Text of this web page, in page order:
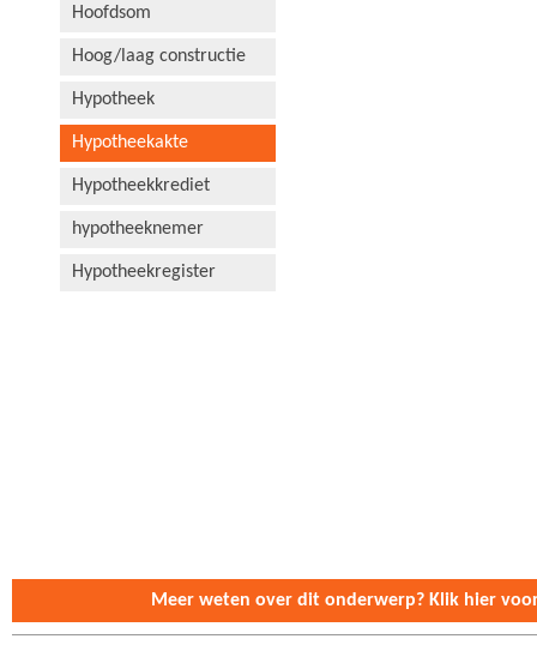
Hoofdsom
Hoog/laag constructie
Hypotheek
Hypotheekakte
Hypotheekkrediet
hypotheeknemer
Hypotheekregister
Meer weten over dit onderwerp? Klik hier